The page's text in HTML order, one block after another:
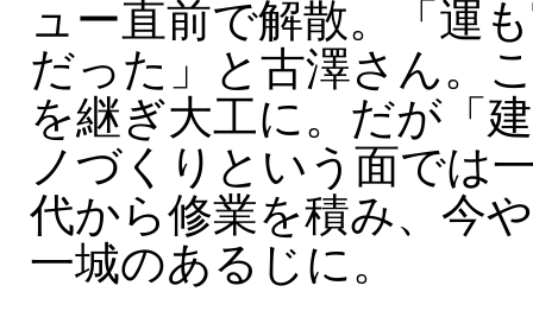
ュー直前で解散。「運
だった」と古澤さん。
を継ぎ大工に。だが「
ノづくりという面では
代から修業を積み、今
一城のあるじに。